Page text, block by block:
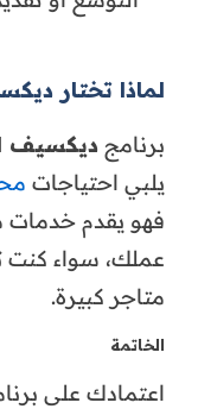
لماذا تختار
برنامج ديكسيف
يلبي احتياجات
فهو يقدم
عملك، سواء كنت
متاجر كبيرة.
الخاتمة
اعتمادك على